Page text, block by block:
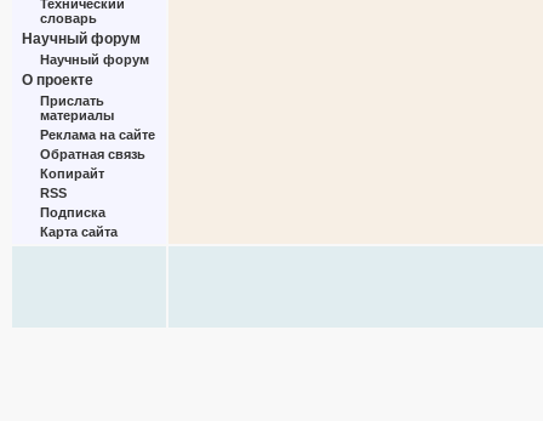
Технический
словарь
Научный форум
Научный форум
О проекте
Прислать
материалы
Реклама на сайте
Обратная связь
Копирайт
RSS
Подписка
Карта сайта